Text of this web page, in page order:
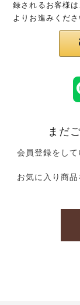
録されるお客様
よりお進みくださ
まだ
会員登録をし
お気に入り商